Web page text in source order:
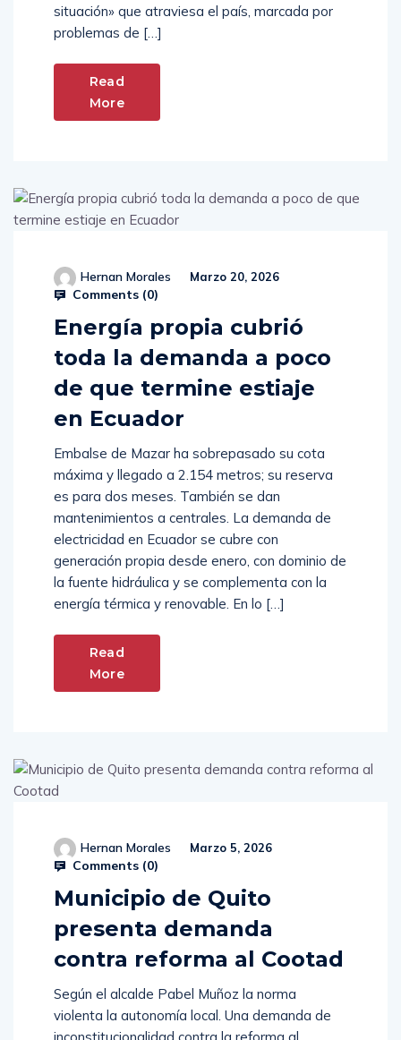
situación» que atraviesa el país, marcada por
problemas de […]
Read
More
Hernan Morales Marzo 20, 2026
Comments (0)
Energía propia cubrió
toda la demanda a poco
de que termine estiaje
en Ecuador
Embalse de Mazar ha sobrepasado su cota
máxima y llegado a 2.154 metros; su reserva
es para dos meses. También se dan
mantenimientos a centrales. La demanda de
electricidad en Ecuador se cubre con
generación propia desde enero, con dominio de
la fuente hidráulica y se complementa con la
energía térmica y renovable. En lo […]
Read
More
Hernan Morales Marzo 5, 2026
Comments (0)
Municipio de Quito
presenta demanda
contra reforma al Cootad
Según el alcalde Pabel Muñoz la norma
violenta la autonomía local. Una demanda de